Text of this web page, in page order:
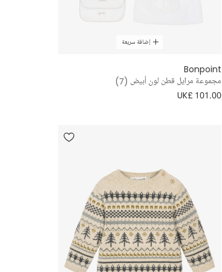
إضافة سريعة
Bonpoint
مجموعة مرايل قطن لون أبيض (7)
UK£ 101.00